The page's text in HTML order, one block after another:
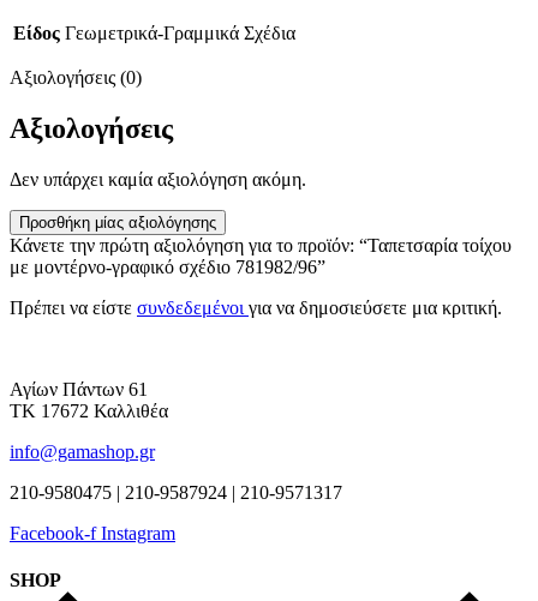
Είδος Γεωμετρικά-Γραμμικά Σχέδια
Αξιολογήσεις (0)
Αξιολογήσεις
Δεν υπάρχει καμία αξιολόγηση ακόμη.
Προσθήκη μίας αξιολόγησης
Κάνετε την πρώτη αξιολόγηση για το προϊόν: “Ταπετσαρία τοίχου
με μοντέρνο-γραφικό σχέδιο 781982/96”
Πρέπει να είστε συνδεδεμένοι για να δημοσιεύσετε μια κριτική.
Αγίων Πάντων 61
ΤΚ 17672 Καλλιθέα
info@gamashop.gr
210-9580475 | 210-9587924 | 210-9571317
Facebook-f Instagram
SHOP